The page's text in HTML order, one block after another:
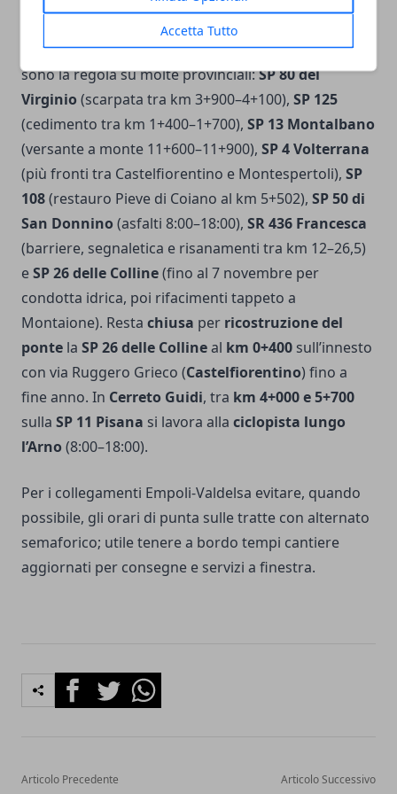
Accetta Tutto
Nel quadrante occidentale isensi unici alternati
sono la regola su molte provinciali:SP 80 del
Virginio (scarpata tra km 3+900–4+100), SP 125
(cedimento tra km 1+400–1+700), SP 13 Montalbano
(versante a monte 11+600–11+900), SP 4 Volterrana
(più fronti tra Castelfiorentino e Montespertoli), SP
108(restauro Pieve di Coiano al km 5+502), SP 50 di
San Donnino (asfalti 8:00–18:00), SR 436 Francesca
(barriere, segnaletica e risanamenti tra km 12–26,5)
eSP 26 delle Colline(fino al 7 novembre per
condotta idrica, poi rifacimenti tappeto a
Montaione). Resta chiusa per ricostruzione del
ponte la SP 26 delle Collineal km 0+400 sull’innesto
con via Ruggero Grieco (Castelfiorentino) fino a
fine anno. In Cerreto Guidi, tra km 4+000 e 5+700
sulla SP 11 Pisana si lavora alla ciclopista lungo
l’Arno (8:00–18:00).
Per i collegamenti Empoli-Valdelsa evitare, quando
possibile, gli orari di punta sulle tratte con alternato
semaforico; utile tenere a bordo tempi cantiere
aggiornati per consegne e servizi a finestra.
FacebookTwitterWhatsapp
Articolo Precedente Articolo Successivo